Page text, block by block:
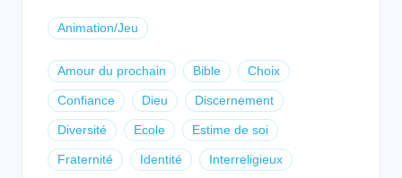
Animation/Jeu
Amour du prochain Bible Choix
Confiance Dieu Discernement
Diversité Ecole Estime de soi
Fraternité Identité Interreligieux